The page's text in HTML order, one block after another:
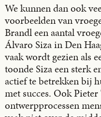
We kunnen dan ook
voorbeelden van
Brandl een aantal
Álvaro Siza in Den
vaak wordt gezien als
toonde Siza een sterk
actief te betrekken bij
met succes. Ook
ontwerpprocessen